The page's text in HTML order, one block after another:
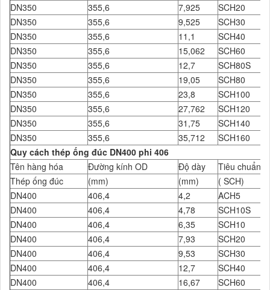
DN350
355,6 7,925
SCH20
DN350
355,6 9,525
SCH30
DN350
355,6 11,1
SCH40
DN350
355,6 15,062
SCH60
DN350
355,6 12,7
SCH80S
DN350
355,6 19,05
SCH80
DN350
355,6 23,8
SCH100
DN350
355,6 27,762
SCH120
DN350
355,6 31,75
SCH140
DN350
355,6 35,712
SCH160
Quy cách thép ống đúc DN400 phi 406
Tên hàng hóa
Đường kính OD Độ dày
Tiêu chuẩn
Thép ống đúc
(mm) (mm)
( SCH)
DN400
406,4 4,2
ACH5
DN400
406,4 4,78
SCH10S
DN400
406,4 6,35
SCH10
DN400
406,4 7,93
SCH20
DN400
406,4 9,53
SCH30
DN400
406,4 12,7
SCH40
DN400
406,4 16,67
SCH60